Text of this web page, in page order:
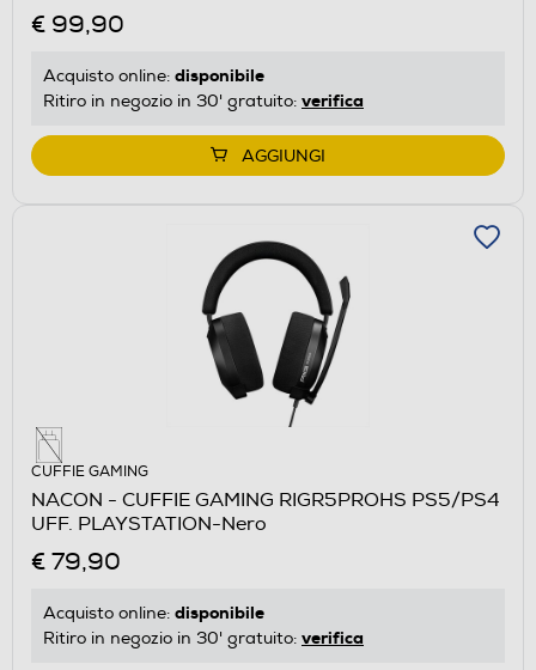
€ 99,90
Acquisto online: disponibile
Ritiro in negozio in 30' gratuito: verifica
AGGIUNGI
CUFFIE GAMING
NACON - CUFFIE GAMING RIGR5PROHS PS5/PS4
UFF. PLAYSTATION-Nero
€ 79,90
Acquisto online: disponibile
Ritiro in negozio in 30' gratuito: verifica